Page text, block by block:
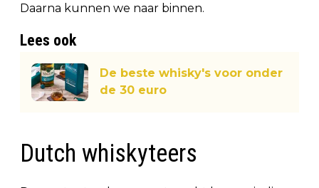
Daarna kunnen we naar binnen.
Lees ook
De beste whisky's voor onder
de 30 euro
Dutch whiskyteers